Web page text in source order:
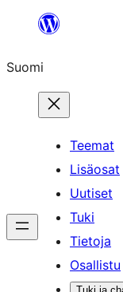
Suomi
Teemat
Lisäosat
Uutiset
Tuki
Tietoja
Osallistu